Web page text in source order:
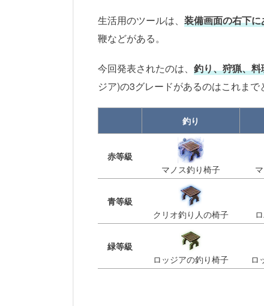
生活用のツールは、 装備画面の右下
鞭などがある。
今回発表されたのは、 釣り、狩猟、
ジア)の3グレードがあるのはこれまで
釣り
赤等級
マノス釣り椅子
青等級
クリオ釣り人の椅子
緑等級
ロッジアの釣り椅子
ロ